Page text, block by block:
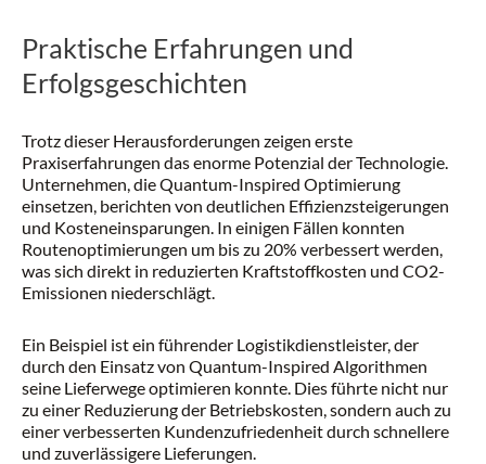
Praktische Erfahrungen und
Erfolgsgeschichten
Trotz dieser Herausforderungen zeigen erste
Praxiserfahrungen das enorme Potenzial der Technologie.
Unternehmen, die Quantum-Inspired Optimierung
einsetzen, berichten von deutlichen Effizienzsteigerungen
und Kosteneinsparungen. In einigen Fällen konnten
Routenoptimierungen um bis zu 20% verbessert werden,
was sich direkt in reduzierten Kraftstoffkosten und CO2-
Emissionen niederschlägt.
Ein Beispiel ist ein führender Logistikdienstleister, der
durch den Einsatz von Quantum-Inspired Algorithmen
seine Lieferwege optimieren konnte. Dies führte nicht nur
zu einer Reduzierung der Betriebskosten, sondern auch zu
einer verbesserten Kundenzufriedenheit durch schnellere
und zuverlässigere Lieferungen.